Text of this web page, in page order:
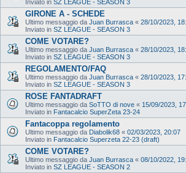
Inviato in SZ LEAGUE - SEASON 3
GIRONE A - SCHEDE
Ultimo messaggio da Juan Burrasca « 28/10/2023,
Inviato in SZ LEAGUE - SEASON 3
COME VOTARE?
Ultimo messaggio da Juan Burrasca « 28/10/2023,
Inviato in SZ LEAGUE - SEASON 3
REGOLAMENTO/FAQ
Ultimo messaggio da Juan Burrasca « 28/10/2023,
Inviato in SZ LEAGUE - SEASON 3
ROSE FANTADRAFT
Ultimo messaggio da SoTTO di nove « 15/09/2023,
Inviato in Fantacalcio SuperZeta 23-24
Fantacoppa regolamento
Ultimo messaggio da Diabolik68 « 02/03/2023, 20:07
Inviato in Fantacalcio Superzeta 22-23 (draft)
COME VOTARE?
Ultimo messaggio da Juan Burrasca « 08/10/2022,
Inviato in SZ LEAGUE - SEASON 2